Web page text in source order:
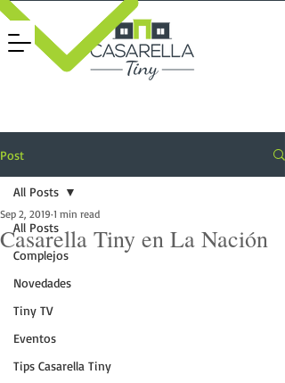
Post
All Posts
Complejos
Novedades
Tiny TV
Eventos
Tips Casarella Tiny
All Posts
Casarella Tiny en La Nación
Sep 2, 2019 1 min read